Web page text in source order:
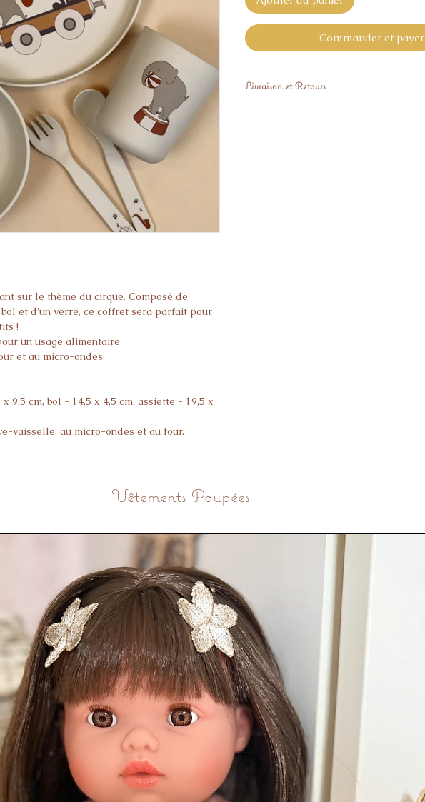
sur le thème du cirque. Composé de
et d'un verre, ce coffret sera parfait pour
!
un usage alimentaire
et au micro-ondes
9,5 cm, bol - 14,5 x 4,5 cm, assiette - 19,5 x
vaisselle, au micro-ondes et au four.
Commander et payer
Livraison et Retours
Vêtements Poupées